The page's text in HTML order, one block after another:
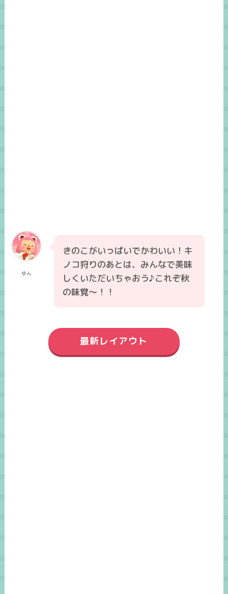
ゆん
きのこがいっぱいでかわいい！キ
ノコ狩りのあとは、みんなで美味
しくいただいちゃおう♪これぞ秋
の味覚～！！
最新レイアウト